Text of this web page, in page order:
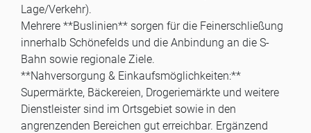
Lage/Verkehr).
Mehrere **Buslinien** sorgen für die Feinerschließung
innerhalb Schönefelds und die Anbindung an die S-
Bahn sowie regionale Ziele.
**Nahversorgung & Einkaufsmöglichkeiten:**
Supermärkte, Bäckereien, Drogeriemärkte und weitere
Dienstleister sind im Ortsgebiet sowie in den
angrenzenden Bereichen gut erreichbar. Ergänzend